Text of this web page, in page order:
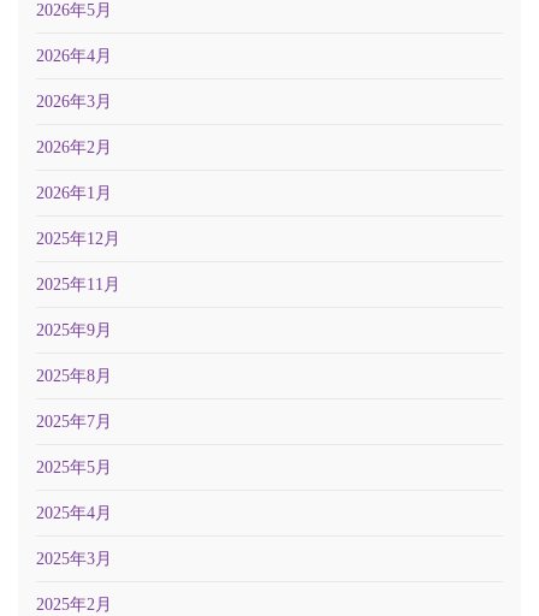
2026年5月
2026年4月
2026年3月
2026年2月
2026年1月
2025年12月
2025年11月
2025年9月
2025年8月
2025年7月
2025年5月
2025年4月
2025年3月
2025年2月